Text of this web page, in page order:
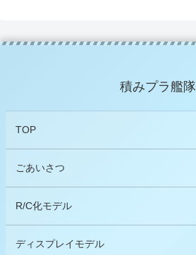
積みプラ艦隊
TOP
ごあいさつ
R/C化モデル
ディスプレイモデル